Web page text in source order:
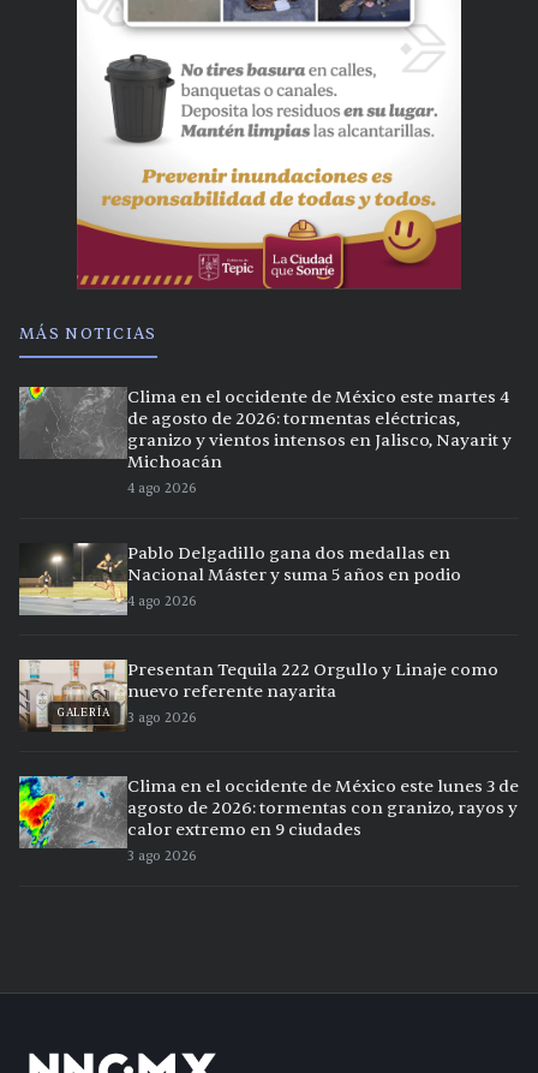
MÁS NOTICIAS
Clima en el occidente de México este martes 4
de agosto de 2026: tormentas eléctricas,
granizo y vientos intensos en Jalisco, Nayarit y
Michoacán
4 ago 2026
Pablo Delgadillo gana dos medallas en
Nacional Máster y suma 5 años en podio
4 ago 2026
GALERÍA
Presentan Tequila 222 Orgullo y Linaje como
nuevo referente nayarita
3 ago 2026
Clima en el occidente de México este lunes 3 de
agosto de 2026: tormentas con granizo, rayos y
calor extremo en 9 ciudades
3 ago 2026